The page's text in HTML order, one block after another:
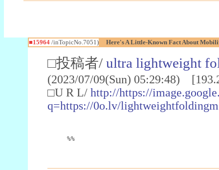
■15964/inTopicNo.7051) Here's A Little-Known Fact About
□投稿者/ ultra lightweight
(2023/07/09(Sun) 05:29:48)
□U R L/ http://https://
q=https://0o.lv/
%%